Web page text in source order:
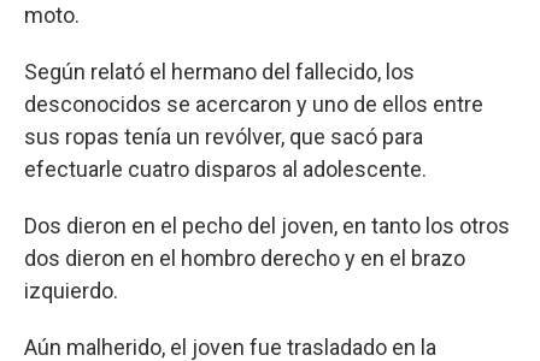
moto.
Según relató el hermano del fallecido, los
desconocidos se acercaron y uno de ellos entre
sus ropas tenía un revólver, que sacó para
efectuarle cuatro disparos al adolescente.
Dos dieron en el pecho del joven, en tanto los otros
dos dieron en el hombro derecho y en el brazo
izquierdo.
Aún malherido, el joven fue trasladado en la